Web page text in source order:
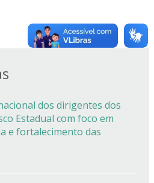
dos dirigentes dos
Estadual com foco em
e fortalecimento das